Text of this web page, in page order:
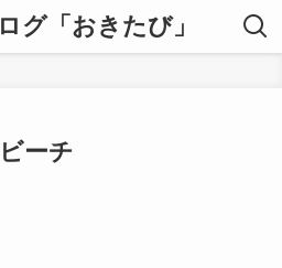
グ「おきたび」
ーチ